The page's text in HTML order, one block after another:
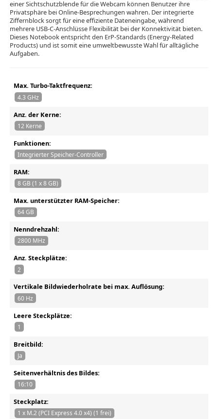
einer Sichtschutzblende für die Webcam können Benutzer ihre
Privatsphäre bei Online-Besprechungen wahren. Der integrierte
Ziffernblock sorgt für eine effiziente Dateneingabe, während
mehrere USB-C-Anschlüsse Flexibilität bei der Konnektivität bieten.
Dieses Notebook entspricht den ErP-Standards (Energy-Related
Products) und ist somit eine umweltbewusste Wahl für alltägliche
Aufgaben.
Max. Turbo-Taktfrequenz:
4.3 GHz
Anz. der Kerne:
12 Kerne
Funktionen:
Integrierter Speicher-Controller
RAM:
8 GB (1 x 8 GB)
Max. unterstützter RAM-Speicher:
64 GB
Nenndrehzahl:
2800 MHz
Anz. Steckplätze:
2
Vertikale Bildwiederholrate bei max. Auflösung:
60 Hz
Leere Steckplätze:
1
Breitbild:
Ja
Seitenverhältnis des Bildes:
16:10
Steckplatz:
1 x M.2 (PCI Express 4.0 x4) (1 frei)